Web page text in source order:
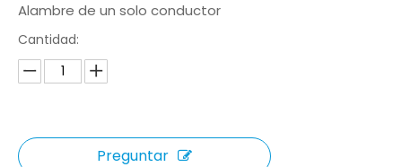
Alambre de un solo conductor
Cantidad:
Preguntar